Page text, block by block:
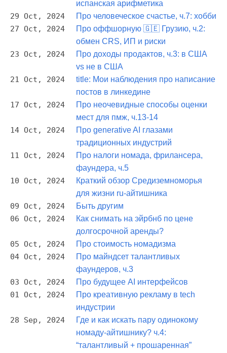
испанская арифметика
29 Oct, 2024 Про человеческое счастье, ч.7: хобби
27 Oct, 2024
Про оффшорную 🇬🇪 Грузию, ч.2:
обмен CRS, ИП и риски
23 Oct, 2024
Про доходы продактов, ч.3: в США
vs не в США
21 Oct, 2024
title: Мои наблюдения про написание
постов в линкедине
17 Oct, 2024
Про неочевидные способы оценки
мест для пмж, ч.13-14
14 Oct, 2024
Про generative AI глазами
традиционных индустрий
11 Oct, 2024
Про налоги номада, фрилансера,
фаундера, ч.5
10 Oct, 2024
Краткий обзор Средиземноморья
для жизни ru-айтишника
09 Oct, 2024 Быть другим
06 Oct, 2024
Как снимать на эйрбнб по цене
долгосрочной аренды?
05 Oct, 2024 Про стоимость номадизма
04 Oct, 2024
Про майндсет талантливых
фаундеров, ч.3
03 Oct, 2024 Про будущее AI интерфейсов
01 Oct, 2024
Про креативную рекламу в tech
индустрии
28 Sep, 2024
Где и как искать пару одинокому
номаду-айтишнику? ч.4:
“талантливый + прошаренная”